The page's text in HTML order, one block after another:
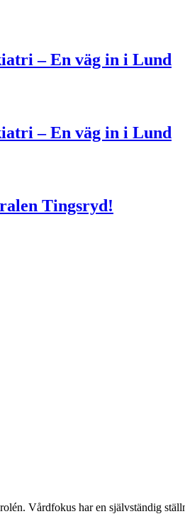
– En väg in i Lund
– En väg in i Lund
Tingsryd!
Vårdfokus har en självständig